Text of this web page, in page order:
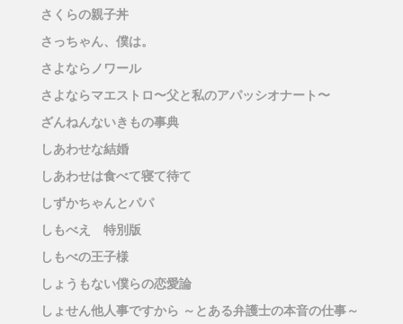
さくらの親子丼
さっちゃん、僕は。
さよならノワール
さよならマエストロ〜父と私のアパッシオナート〜
ざんねんないきもの事典
しあわせな結婚
しあわせは食べて寝て待て
しずかちゃんとパパ
しもべえ 特別版
しもべの王子様
しょうもない僕らの恋愛論
しょせん他人事ですから ～とある弁護士の本音の仕事～